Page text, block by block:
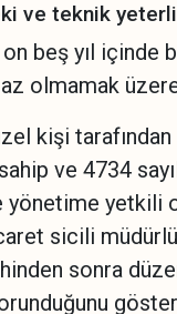
ve teknik
on beş yıl içinde
az olmamak
kişi
ve 4734
yetkili
sicili
sonra